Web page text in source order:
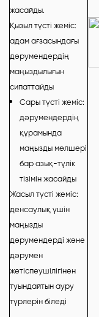
жасайды.
Қызыл түсті жеміс:
адам ағзасындағы
дәрумендердің
маңыздылығын
сипаттайды
Сары түсті жеміс:
дәрумендердің
құрамында
маңызды мөлшері
бар азық-түлік
тізімін жасайды
Жасыл түсті жеміс:
денсаулық үшін
маңызды
дәрумендерді және
дәрумен
жетіспеушілігінен
туындайтын ауру
түрлерін біледі